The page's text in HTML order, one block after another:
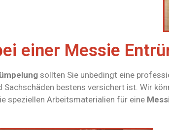
einer Messie
sollten Sie unbedingt eine
bestens versichert ist. Wir
speziellen Arbeitsmaterialien für eine